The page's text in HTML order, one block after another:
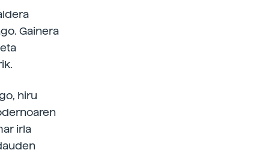
Gainera
hiru
irla